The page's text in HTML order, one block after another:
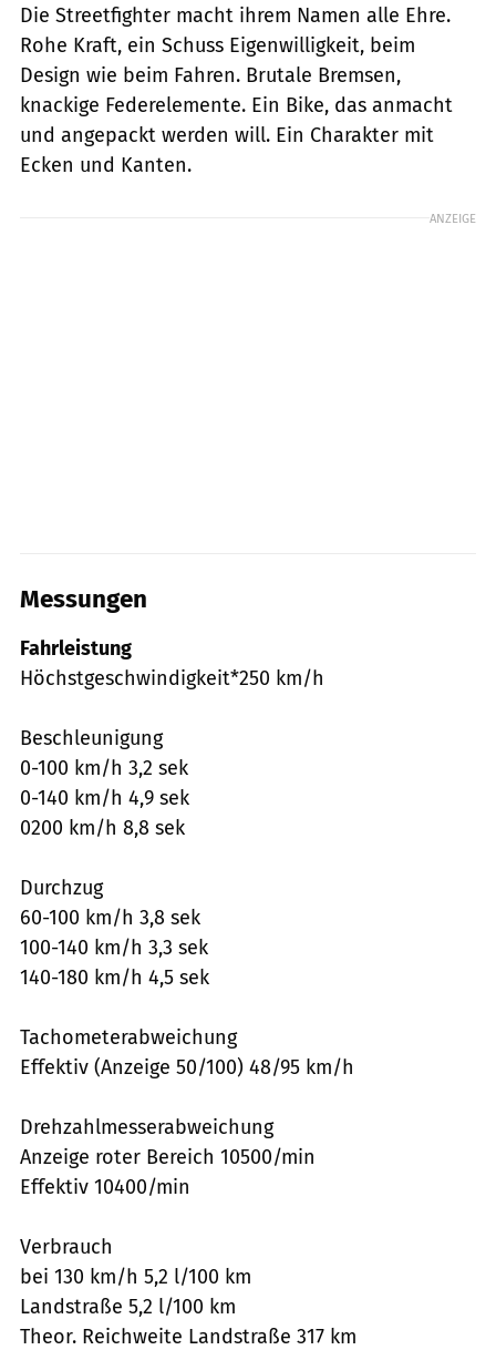
Die Streetfighter macht ihrem Namen alle Ehre.
Rohe Kraft, ein Schuss Eigenwilligkeit, beim
Design wie beim Fahren. Brutale Bremsen,
knackige Federelemente. Ein Bike, das anmacht
und angepackt werden will. Ein Charakter mit
Ecken und Kanten.
ANZEIGE
Messungen
Fahrleistung
Höchstgeschwindigkeit*250 km/h
Beschleunigung
0-100 km/h 3,2 sek
0-140 km/h 4,9 sek
0200 km/h 8,8 sek
Durchzug
60-100 km/h 3,8 sek
100-140 km/h 3,3 sek
140-180 km/h 4,5 sek
Tachometerabweichung
Effektiv (Anzeige 50/100) 48/95 km/h
Drehzahlmesserabweichung
Anzeige roter Bereich 10500/min
Effektiv 10400/min
Verbrauch
bei 130 km/h 5,2 l/100 km
Landstraße 5,2 l/100 km
Theor. Reichweite Landstraße 317 km